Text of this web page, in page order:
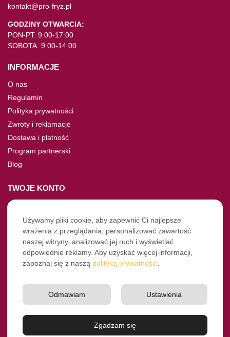
kontakt@pro-fryz.pl
GODZINY OTWARCIA:
PON-PT: 9:00-17:00
SOBOTA: 9:00-14:00
INFORMACJE
O nas
Regulamin
Polityka prywatności
Zwroty i reklamacje
Dostawa i płatność
Program partnerski
Blog
TWOJE KONTO
Moje konto
Nie pamiętasz hasła?
Twoje zamówienia
NASZE SOCIALE
Instagram
© Pro-Fryz.pl 2021-2026
Używamy pliki cookie, aby zapewnić Ci najlepsze
wrażenia z przeglądania, personalizować zawartość
naszej witryny, analizować jej ruch i wyświetlać
odpowiednie reklamy. Aby uzyskać więcej informacji,
zapoznaj się z naszą polityką prywatności
Zgadzam się
Ustawienia
Odmawiam